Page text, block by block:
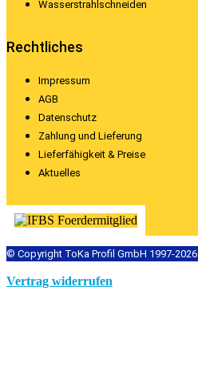
Wasserstrahlschneiden
Rechtliches
Impressum
AGB
Datenschutz
Zahlung und Lieferung
Lieferfähigkeit & Preise
Aktuelles
© Copyright ToKa Profil GmbH 1997-2026
Vertrag widerrufen